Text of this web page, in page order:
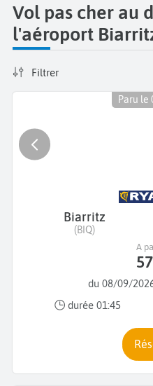
Vol pas cher au
l'aéroport
Filtrer
Paru le
Biarritz
(BIQ)
du 08/09/
durée 01:45
A